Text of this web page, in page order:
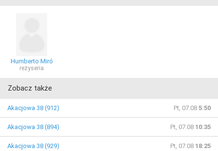
Humberto Miró
reżyseria
Zobacz także
Akacjowa 38 (912) Pt, 07.08 5:50
Akacjowa 38 (894) Pt, 07.08 10:35
Akacjowa 38 (929) Pt, 07.08 18:25